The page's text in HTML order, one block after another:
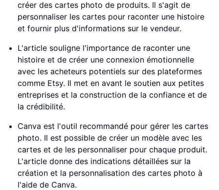
créer des cartes photo de produits. Il s'agit de
personnaliser les cartes pour raconter une histoire
et fournir plus d'informations sur le vendeur.
L'article souligne l'importance de raconter une
histoire et de créer une connexion émotionnelle
avec les acheteurs potentiels sur des plateformes
comme Etsy. Il met en avant le soutien aux petites
entreprises et la construction de la confiance et de
la crédibilité.
Canva est l'outil recommandé pour gérer les cartes
photo. Il est possible de créer un modèle avec les
cartes et de les personnaliser pour chaque produit.
L'article donne des indications détaillées sur la
création et la personnalisation des cartes photo à
l'aide de Canva.